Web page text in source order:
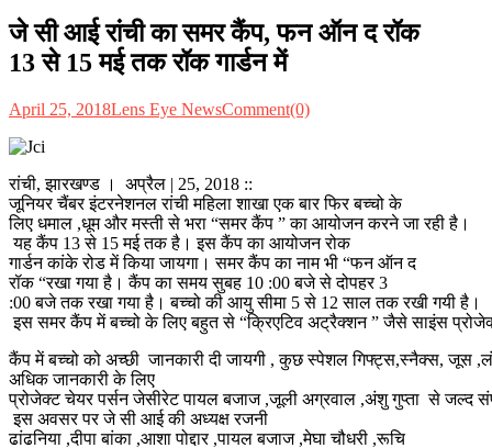
जे सी आई रांची का समर कैंप, फन ऑन द रॉक
13 से 15 मई तक रॉक गार्डन में
April 25, 2018Lens Eye NewsComment(0)
रांची, झारखण्ड । अप्रैल | 25, 2018 ::
जूनियर चैंबर इंटरनेशनल रांची महिला शाखा एक बार फिर बच्चो के
लिए धमाल ,धूम और मस्ती से भरा “समर कैंप ” का आयोजन करने जा रही है।
यह कैंप 13 से 15 मई तक है। इस कैंप का आयोजन रोक
गार्डन कांके रोड में किया जायगा। समर कैंप का नाम भी “फन ऑन द
रॉक “रखा गया है। कैंप का समय सुबह 10 :00 बजे से दोपहर 3
:00 बजे तक रखा गया है। बच्चो की आयु सीमा 5 से 12 साल तक रखी गयी है।
इस समर कैंप में बच्चो के लिए बहुत से “क्रिएटिव अट्रैक्शन ” जैसे साइंस
कैंप में बच्चो को अच्छी जानकारी दी जायगी , कुछ स्पेशल गिफ्ट्स,स्नैक्स, जूस
अधिक जानकारी के लिए
प्रोजेक्ट चेयर पर्सन जेसीरेट पायल बजाज ,जूली अग्रवाल ,अंशु गुप्ता से जल्द
इस अवसर पर जे सी आई की अध्यक्ष रजनी
ढांढनिया ,दीपा बांका ,आशा पोद्दार ,पायल बजाज ,मेघा चौधरी ,रूचि